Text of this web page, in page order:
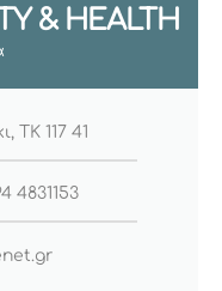
& HEALTH
ΤΚ 117 41
4831153